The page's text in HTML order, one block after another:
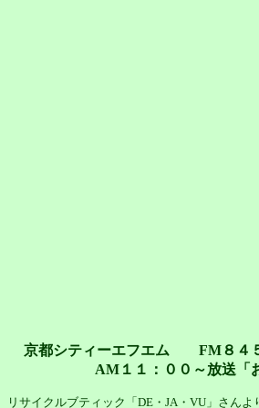
京都シティーエフエム FM８
AM１１：００～放送「お店
リサイクルブティック「DE・JA・VU」さんよ